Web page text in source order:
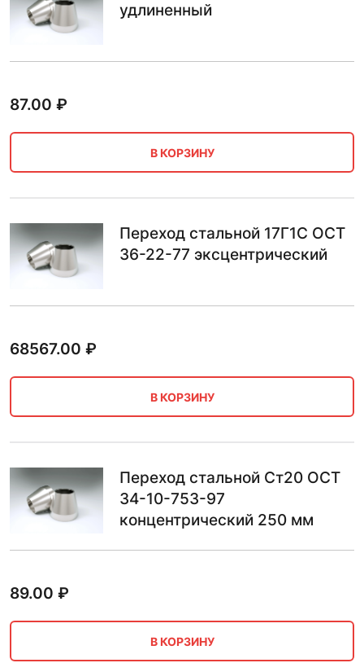
удлиненный
87.00 ₽
В КОРЗИНУ
Переход стальной 17Г1С ОСТ
36-22-77 эксцентрический
68567.00 ₽
В КОРЗИНУ
Переход стальной Ст20 ОСТ
34-10-753-97
концентрический 250 мм
89.00 ₽
В КОРЗИНУ